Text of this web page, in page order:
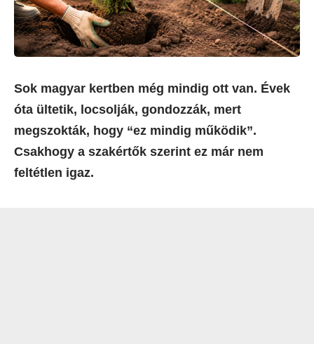
Sok magyar kertben még mindig ott van. Évek
óta ültetik, locsolják, gondozzák, mert
megszokták, hogy “ez mindig működik”.
Csakhogy a szakértők szerint ez már nem
feltétlen igaz.